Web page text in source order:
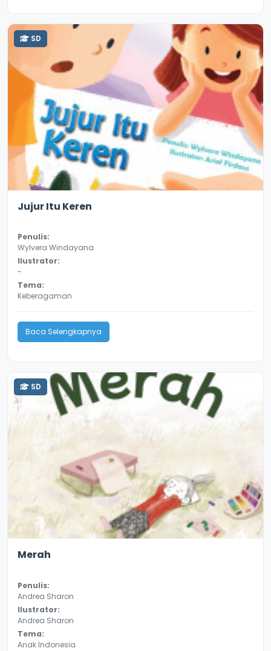
SD
Jujur Itu Keren
Penulis:
Wylvera Windayana
Ilustrator:
-
Tema:
Keberagaman
Baca Selengkapnya
SD
Merah
Penulis:
Andrea Sharon
Ilustrator:
Andrea Sharon
Tema:
Anak Indonesia